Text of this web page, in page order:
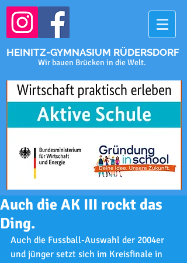
HEINITZ-GYMNASIUM RÜDERSDORF
Wir bauen Brücken in die Welt.
Auch die AK III rockt das
Ding.
Auch die Fussball-Auswahl der 2004er
und jünger setzt sich im Kreisfinale in